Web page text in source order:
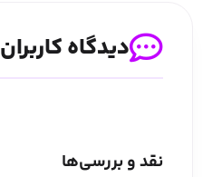
دیدگاه کاربران
نقد و بررسی‌ها